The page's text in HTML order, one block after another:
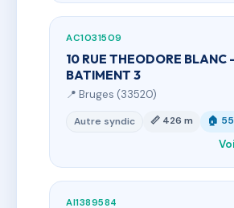
AC1031509
10 RUE THEODORE BLANC -
BATIMENT 3
📍 Bruges (33520)
Autre syndic 📏 426 m 🏠
AI1389584